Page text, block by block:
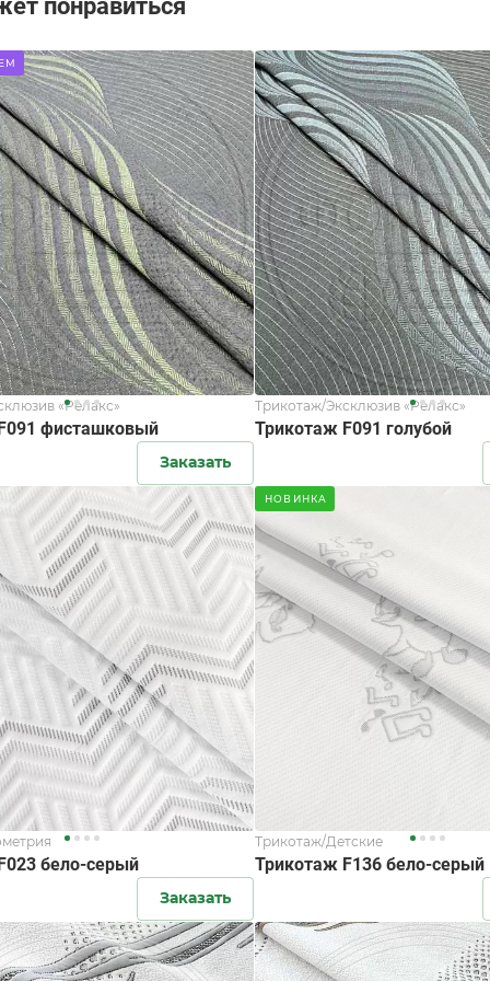
понравиться
«Релакс»
фисташковый
Заказать
Трикотаж/Эксклюзив «Релакс»
Трикотаж F091 голубой
бело-серый
Заказать
НОВИНКА
Трикотаж/Детские
Трикотаж F136 бело-серый